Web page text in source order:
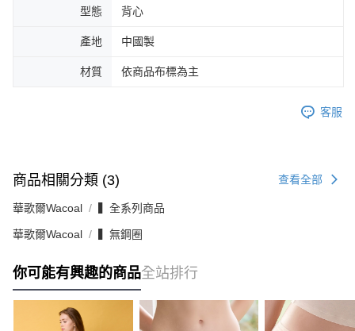
型態 背心
產地 中國製
材質 依商品布標為主
客服
商品相關分類 (3) 查看全部
華歌爾Wacoal ▍全系列商品
華歌爾Wacoal ▍無鋼圈
你可能有興趣的商品全站排行